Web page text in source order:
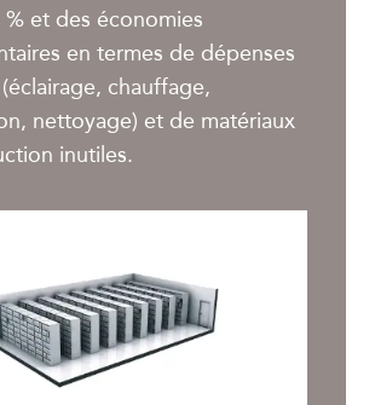
% et des économies
en termes de dépenses
chauffage,
nettoyage) et de matériaux
inutiles.